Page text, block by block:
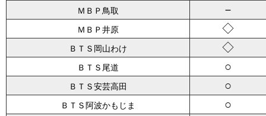
ＭＢＰ鳥取 －
ＭＢＰ井原 ◇
ＢＴＳ岡山わけ ◇
ＢＴＳ尾道 ○
ＢＴＳ安芸高田 ○
ＢＴＳ阿波かもじま ○